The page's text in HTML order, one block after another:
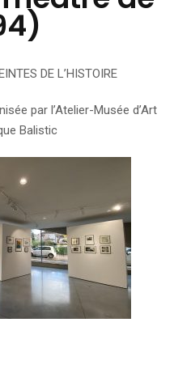
DE L’HISTOIRE
par l’Atelier-Musée d’Art
Balistic